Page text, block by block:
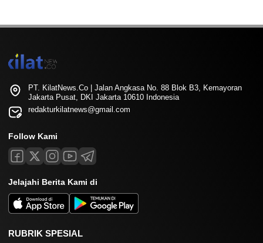
PT. KilatNews.Co | Jalan Angkasa No. 88 Blok B3, Kemayoran
Jakarta Pusat, DKI Jakarta 10610 Indonesia
redakturkilatnews@gmail.com
Follow Kami
Jelajahi Berita Kami di
RUBRIK SPESIAL